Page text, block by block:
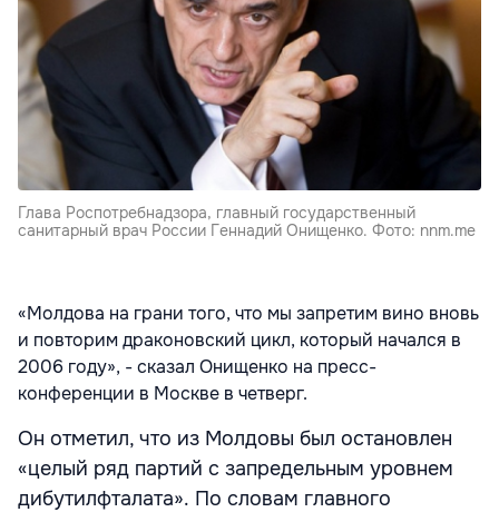
Глава Роспотребнадзора, главный государственный
санитарный врач России Геннадий Онищенко. Фото: nnm.me
«Молдова на грани того, что мы запретим вино вновь
и повторим драконовский цикл, который начался в
2006 году», - сказал Онищенко на пресс-
конференции в Москве в четверг.
Он отметил, что из Молдовы был остановлен
«целый ряд партий с запредельным уровнем
дибутилфталата». По словам главного